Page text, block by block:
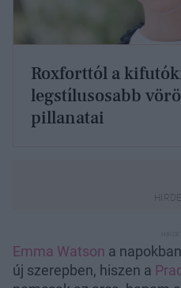
Roxforttól a
legstílusosabb
pillanatai
Emma Watson a
új szerepben, hiszen a